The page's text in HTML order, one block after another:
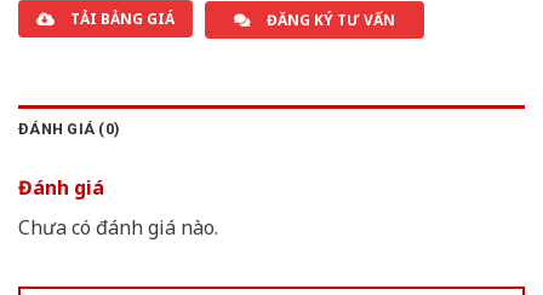
TẢI BẢNG GIÁ ĐĂNG KÝ TƯ VẤN
ĐÁNH GIÁ (0)
Đánh giá
Chưa có đánh giá nào.